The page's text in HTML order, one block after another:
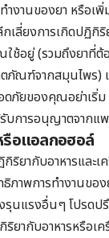
ำงานของยา หรือเ
เลี่ยงการเกิดปฏิกิริ
ช้อยู่ (รวมถึงยาที่ต้
ภัณฑ์จากสมุนไพร)
ภัยของคุณอย่าเริ่ม
รับการอนุญาตจากแ
รือแอลกอฮอล์
ริยากับอาหารและ
ภาพการทำงานขอ
รุนแรงอื่นๆ โปรด
ยากับอาหารหรือเ